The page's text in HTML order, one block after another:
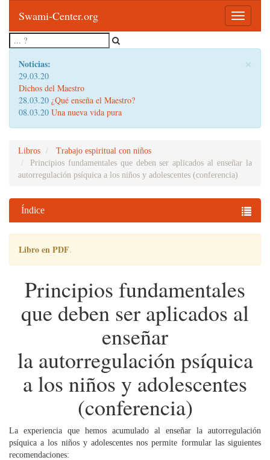
Toggle
Swami-Center.org
×
Noticias:
29.03.20
Dichos del Maestro
28.03.20 ¿Qué enseña el Maestro?
08.03.20 Una nueva vida pura
Libros
Trabajo espiritual con niños
Principios fundamentales que deben ser aplicados al enseñar la
autorregulación psíquica a los niños y adolescentes (conferencia)
Índice
Libro en PDF.
Principios fundamentales
que deben ser aplicados al
enseñar
la autorregulación psíquica
a los niños y adolescentes
(conferencia)
La experiencia que hemos acumulado al enseñar la autorregulación
psíquica a los niños y adolescentes nos permite formular las siguientes
recomendaciones: